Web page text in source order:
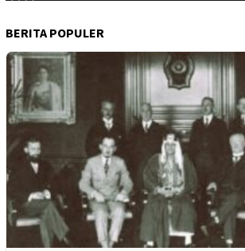
BERITA POPULER